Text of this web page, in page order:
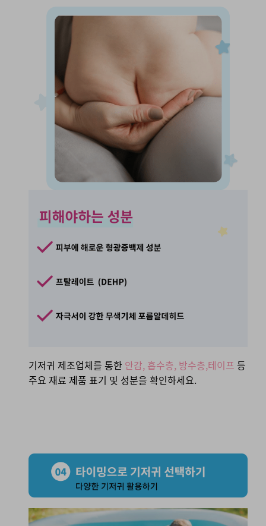
기저귀 제조업체를 통한 안감, 흡수층, 방수층,테이프 등
주요 재료 제품 표기 및 성분을 확인하세요.